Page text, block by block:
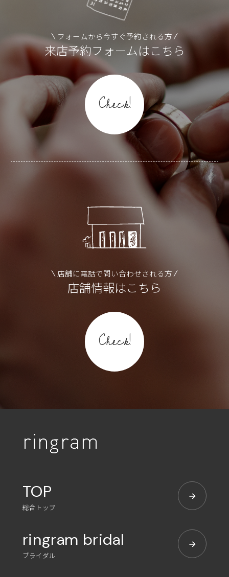
フォームから今すぐ予約される方
来店予約フォームはこちら
Check!
店舗に電話で問い合わせされる方
店舗情報はこちら
Check!
TOP
総合トップ
ringram bridal
ブライダル